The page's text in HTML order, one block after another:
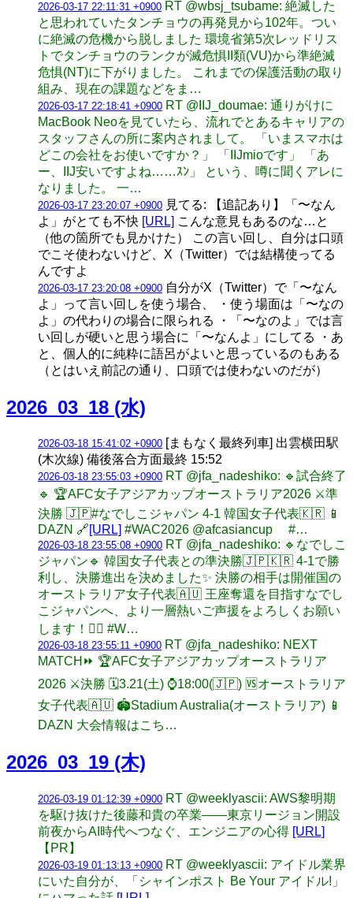
2026-03-17 22:11:31 +0900 RT @wbsj_tsubame: 絶滅した
と思われていたタンチョウの再発見から102年。つい
に絶滅の危機から脱しました 環境省第5次レッドリス
トでタンチョウのランクが滅危惧II類(VU)から準絶滅
危惧(NT)に下がりました。 これまでの保護活動の取り
組み、現在の課題などをま…
2026-03-17 22:18:41 +0900 RT @IIJ_doumae: 通りがけに
MacBook Neoを見ていたら、流れでとあるキャリアの
スタッフさんの所に案内されまして。 「いまスマホは
どこの会社をお使いですか？」 「IIJmioです」 「あ
ー、IIJ安いですよね……ｽﾝ」 という、噂に聞くアレに
なりました。 一…
2026-03-17 23:20:07 +0900 見てる: 【追記あり】「〜なん
よ」がとても不快 [URL] こんな意見もあるのな…と
（他の箇所でも見かけた） この言い回し、自分は口頭
でこそ使わないけど、X（Twitter）では結構使ってる
んですよ
2026-03-17 23:20:08 +0900 自分がX（Twitter）で「〜なん
よ」って言い回しを使う場合、 ・使う場面は「〜なの
よ」の代わりの場合に限られる ・「〜なのよ」では言
い回しが硬いと思う場合に「〜なんよ」にしてる ・あ
と、個人的に純粋に語呂がよいと思っているのもある
（とはいえ前記の通り、口頭では使わないのだが）
2026_03_18 (水)
2026-03-18 15:41:02 +0900 [まもなく最終列車] 出雲横田駅
(木次線) 備後落合方面最終 15:52
2026-03-18 23:55:03 +0900 RT @jfa_nadeshiko: 🔹試合終了
🔹 🏆AFC女子アジアカップオーストラリア2026 ⚔️準
決勝 🇯🇵#なでしこジャパン 4-1 韓国女子代表🇰🇷 📱
DAZN 🔗[URL] #WAC2026 @afcasiancup #…
2026-03-18 23:55:08 +0900 RT @jfa_nadeshiko: 🔹なでしこ
ジャパン🔹 韓国女子代表との準決勝🇯🇵🇰🇷 4-1で勝
利し、決勝進出を決めました✨ 決勝の相手は開催国の
オーストラリア女子代表🇦🇺 王座奪還を目指すなでし
こジャパンへ、より一層熱いご声援をよろしくお願い
します！❤️‍🔥 #W…
2026-03-18 23:55:11 +0900 RT @jfa_nadeshiko: NEXT
MATCH⏩ 🏆AFC女子アジアカップオーストラリア
2026 ⚔️決勝 🗓️3.21(土) ⌚️18:00(🇯🇵) 🆚オーストラリア
女子代表🇦🇺 🏟Stadium Australia(オーストラリア) 📱
DAZN 大会情報はこち…
2026_03_19 (木)
2026-03-19 01:12:39 +0900 RT @weeklyascii: AWS黎明期
を駆け抜けた後藤和貴の卒業――東京リージョン開設
前夜からAI時代へつなぐ、エンジニアの心得 [URL]
【PR】
2026-03-19 01:13:13 +0900 RT @weeklyascii: アイドル業界
にいた自分が、「シャインポスト Be Your アイドル!」